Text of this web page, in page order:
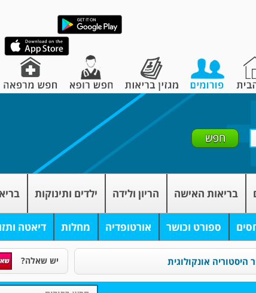
בריאות האישה הריון ולידה ילדים ותינוקות
ספורט וכושר אורטופדיה מחלות דיאטה
יש שאלה?